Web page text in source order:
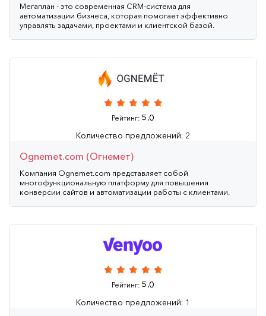
Мегаплан - это современная CRM-система для
автоматизации бизнеса, которая помогает эффективно
управлять задачами, проектами и клиентской базой.
Рейтинг: 5.0
Количество предложений: 2
Ognemet.com (Огнемет)
Компания Ognemet.com представляет собой
многофункциональную платформу для повышения
конверсии сайтов и автоматизации работы с клиентами.
Рейтинг: 5.0
Количество предложений: 1